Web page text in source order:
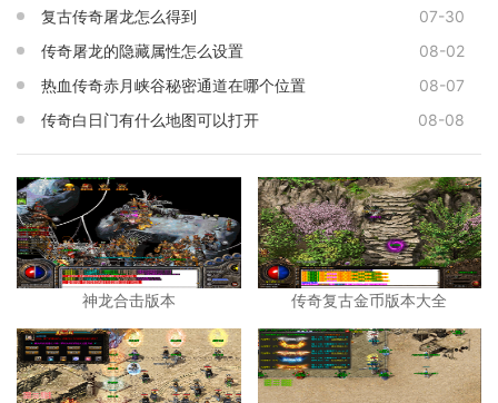
复古传奇屠龙怎么得到
07-30
传奇屠龙的隐藏属性怎么设置
08-02
热血传奇赤月峡谷秘密通道在哪个位置
08-07
传奇白日门有什么地图可以打开
08-08
神龙合击版本 传奇复古金币版本大全